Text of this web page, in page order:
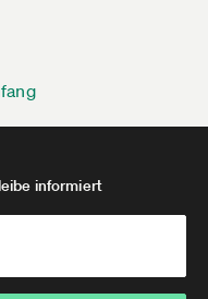
informiert